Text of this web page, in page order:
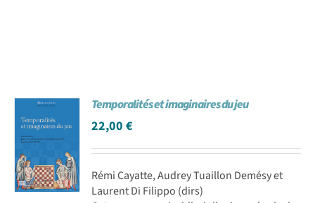
Temporalités et imaginaires du jeu
22,00€
Rémi Cayatte, Audrey Tuaillon Demésy et
Laurent Di Filippo (dirs)